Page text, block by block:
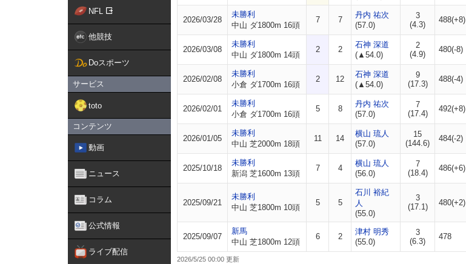
NFL
他競技
Doスポーツ
サービス
toto
コンテンツ
動画
ニュース
コラム
公式情報
ライブ配信
2026/03/28
未勝利
中山 ダ1800m 16頭
7 7
丹内 祐次
(57.0)
3
(4.3)
488(+8)
2026/03/08
未勝利
中山 ダ1800m 14頭
2 2
石神 深道
(▲54.0)
2
(4.9)
480(-8)
2026/02/08
未勝利
小倉 ダ1700m 16頭
2 12
石神 深道
(▲54.0)
9
(17.3)
488(-4)
2026/02/01
未勝利
小倉 ダ1700m 16頭
5 8
丹内 祐次
(57.0)
7
(17.4)
492(+8)
2026/01/05
未勝利
中山 芝2000m 18頭
11 14
横山 琉人
(57.0)
15
(144.6)
484(-2)
2025/10/18
未勝利
新潟 芝1600m 13頭
7 4
横山 琉人
(56.0)
7
(18.4)
486(+6)
2025/09/21
未勝利
中山 芝1800m 10頭
5 5
石川 裕紀
人
(55.0)
3
(17.1)
480(+2)
2025/09/07
新馬
中山 芝1800m 12頭
6 2
津村 明秀
(55.0)
3
(6.3)
478
2026/5/25 00:00 更新